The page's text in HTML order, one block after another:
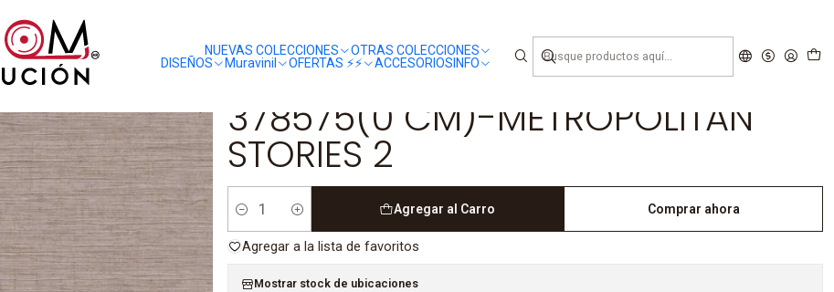
NUEVAS COLECCIONES
OTRAS COLECCIONES
DISEÑOS
Muravinil OFERTAS ⚡️⚡️ ACCESORIOSINFO
378575(0 CM)-METROPOLITAN STORIES 2
378575(0 CM)-METROPOLITAN
STORIES 2
Cantidad
Agregar al Carro Comprar ahora
Agregar a la lista de favoritos
Mostrar stock de ubicaciones